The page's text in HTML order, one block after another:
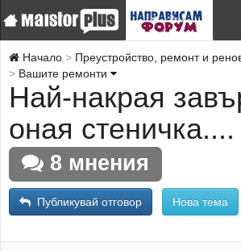
Начало
Преустройство, ремонт и
Вашите ремонти
Най-накрая
оная стеничка....
8 мнения
Публикувай отговор Нова тема